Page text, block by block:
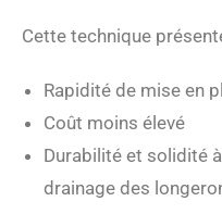
Cette technique
Rapidité de mise en
Coût moins élevé
Durabilité et solidité
drainage des